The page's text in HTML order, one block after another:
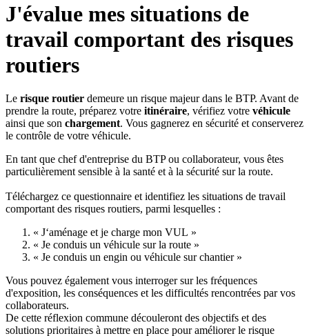
J'évalue mes situations de
travail comportant des risques
routiers
Le risque routier demeure un risque majeur dans le BTP. Avant de
prendre la route, préparez votre itinéraire, vérifiez votre véhicule
ainsi que son chargement. Vous gagnerez en sécurité et conserverez
le contrôle de votre véhicule.
En tant que chef d'entreprise du BTP ou collaborateur, vous êtes
particulièrement sensible à la santé et à la sécurité sur la route.
Téléchargez ce questionnaire et identifiez les situations de travail
comportant des risques routiers, parmi lesquelles :
« J‘aménage et je charge mon VUL »
« Je conduis un véhicule sur la route »
« Je conduis un engin ou véhicule sur chantier »
Vous pouvez également vous interroger sur les fréquences
d'exposition, les conséquences et les difficultés rencontrées par vos
collaborateurs.
De cette réflexion commune découleront des objectifs et des
solutions prioritaires à mettre en place pour améliorer le risque